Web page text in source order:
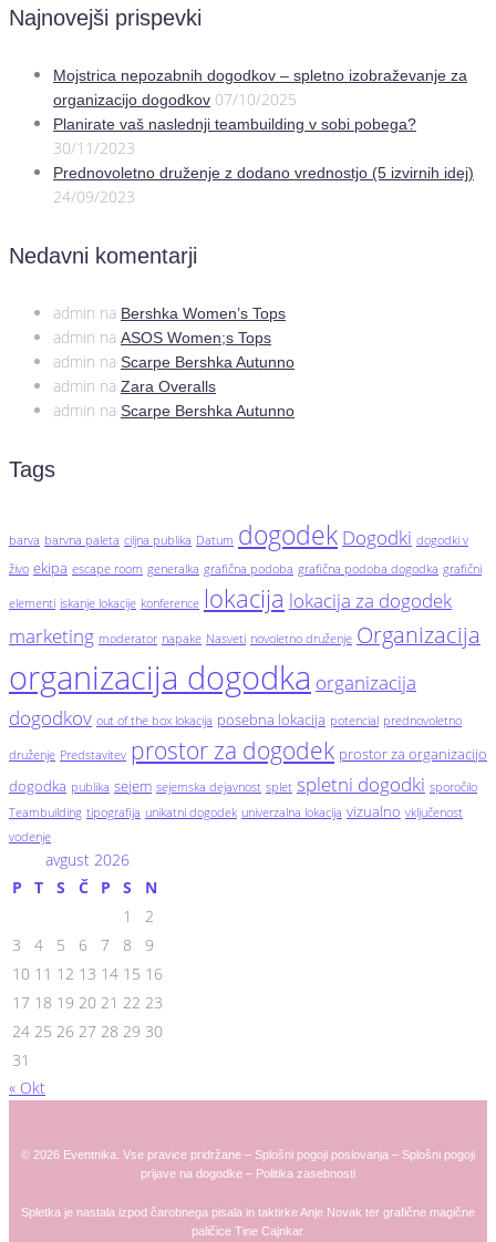
Najnovejši prispevki
Mojstrica nepozabnih dogodkov – spletno izobraževanje za
organizacijo dogodkov 07/10/2025
Planirate vaš naslednji teambuilding v sobi pobega?
30/11/2023
Prednovoletno druženje z dodano vrednostjo (5 izvirnih idej)
24/09/2023
Nedavni komentarji
admin na Bershka Women’s Tops
admin na ASOS Women;s Tops
admin na Scarpe Bershka Autunno
admin na Zara Overalls
admin na Scarpe Bershka Autunno
Tags
barva barvna paleta ciljna publika Datum dogodek Dogodki dogodki v
živo ekipa escape room generalka grafična podoba grafična podoba dogodka grafični
elementi iskanje lokacije konference lokacija lokacija za dogodek
marketing moderator napake Nasveti novoletno druženje Organizacija
organizacija dogodka organizacija
dogodkov out of the box lokacija posebna lokacija potencial prednovoletno
druženje Predstavitev prostor za dogodek prostor za organizacijo
dogodka publika sejem sejemska dejavnost splet spletni dogodki sporočilo
Teambuilding tipografija unikatni dogodek univerzalna lokacija vizualno vključenost
vodenje
avgust 2026
P
T S Č P S
N
1
2
3
4 5 6 7 8
9
10 11 12 13 14 15 16
17 18 19 20 21 22 23
24 25 26 27 28 29 30
31
« Okt
© 2026 Eventnika. Vse pravice pridržane – Splošni pogoji poslovanja – Splošni pogoji
prijave na dogodke – Politika zasebnosti
Spletka je nastala izpod čarobnega pisala in taktirkeAnje Novak ter grafične magične
paličice Tine Cajnkar.